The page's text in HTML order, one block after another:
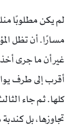
لم يكن مطلوبًا
مسارًا. أن تظل
غير أن ما جرى
أقرب إلى طرف
تجاوزها، بل